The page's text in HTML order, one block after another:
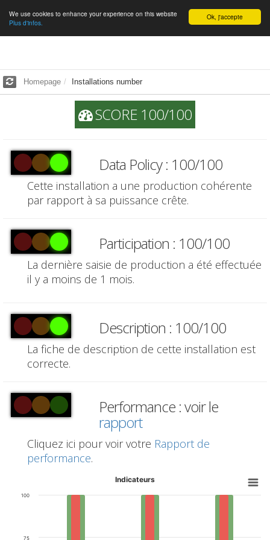
English Ok, j'accepte
We use cookies to enhance your experience on this website
Plus d'infos.
Homepage Installations number
SCORE 100/100
Data Policy : 100/100
Cette installation a une production cohérente
par rapport à sa puissance crête.
Participation : 100/100
La dernière saisie de production a été effectuée
il y a moins de 1 mois.
Description : 100/100
La fiche de description de cette installation est
correcte.
Performance : voir le
rapport
Cliquez ici pour voir votre Rapport de
performance.
Indicateurs
75
100